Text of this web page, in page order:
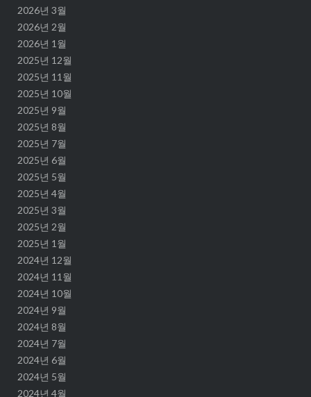
2026년 3월
2026년 2월
2026년 1월
2025년 12월
2025년 11월
2025년 10월
2025년 9월
2025년 8월
2025년 7월
2025년 6월
2025년 5월
2025년 4월
2025년 3월
2025년 2월
2025년 1월
2024년 12월
2024년 11월
2024년 10월
2024년 9월
2024년 8월
2024년 7월
2024년 6월
2024년 5월
2024년 4월